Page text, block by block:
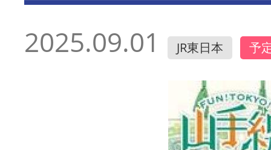
2025.09.01 JR東日本 予